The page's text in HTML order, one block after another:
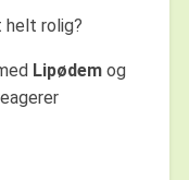
helt rolig?
Lipødemog